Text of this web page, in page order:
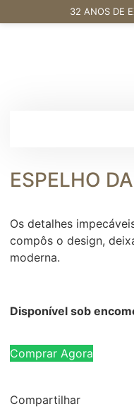
32 ANOS DE
ESPELHO
Os detalhes
compôs o design,
moderna.
Disponível sob
Comprar Agora
Compartilhar